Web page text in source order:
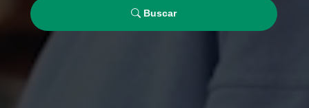
Buscar